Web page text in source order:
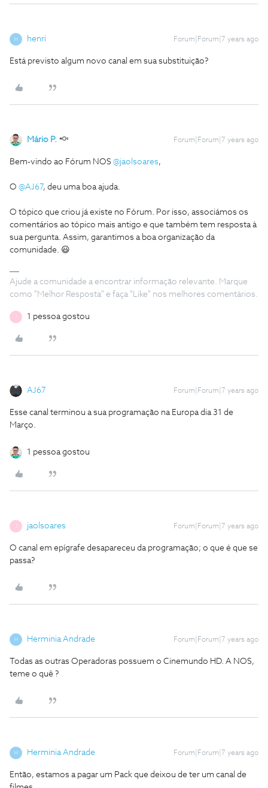
H henri Forum|Forum|7 years ago
Está previsto algum novo canal em sua substituição?
Mário P. Forum|Forum|7 years ago
Bem-vindo ao Fórum NOS @jaolsoares,
O @AJ67, deu uma boa ajuda.
O tópico que criou já existe no Fórum. Por isso, associámos os
comentários ao tópico mais antigo e que também tem resposta à
sua pergunta. Assim, garantimos a boa organização da
comunidade. 😃
Ajude a comunidade a encontrar informação relevante. Marque
como "Melhor Resposta" e faça "Like" nos melhores comentários.
1 pessoa gostou
AJ67 Forum|Forum|7 years ago
Esse canal terminou a sua programação na Europa dia 31 de
Março.
1 pessoa gostou
jaolsoares Forum|Forum|7 years ago
O canal em epígrafe desapareceu da programação; o que é que se
passa?
H Herminia Andrade Forum|Forum|7 years ago
Todas as outras Operadoras possuem o Cinemundo HD. A NOS,
teme o quê ?
H Herminia Andrade Forum|Forum|7 years ago
Então, estamos a pagar um Pack que deixou de ter um canal de